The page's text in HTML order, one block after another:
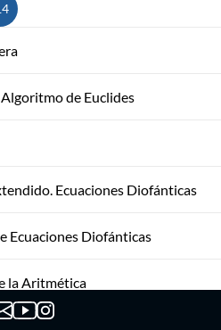
de Euclides
Ecuaciones Diofánticas
Ecuaciones Diofánticas
la Aritmética